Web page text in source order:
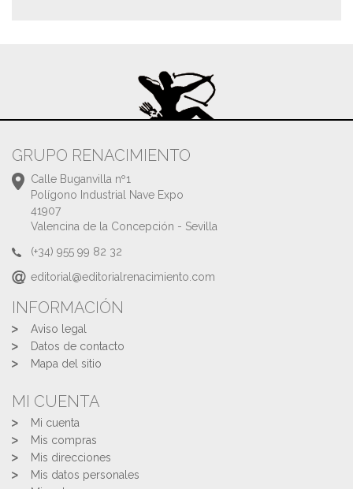
GRUPO RENACIMIENTO
Calle Buganvilla nº1
Polígono Industrial Nave Expo
41907
Valencina de la Concepción - Sevilla
(+34) 955 99 82 32
editorial@editorialrenacimiento.com
INFORMACIÓN
Aviso legal
Datos de contacto
Mapa del sitio
MI CUENTA
Mi cuenta
Mis compras
Mis direcciones
Mis datos personales